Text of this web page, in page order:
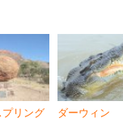
リング
ダーウィン